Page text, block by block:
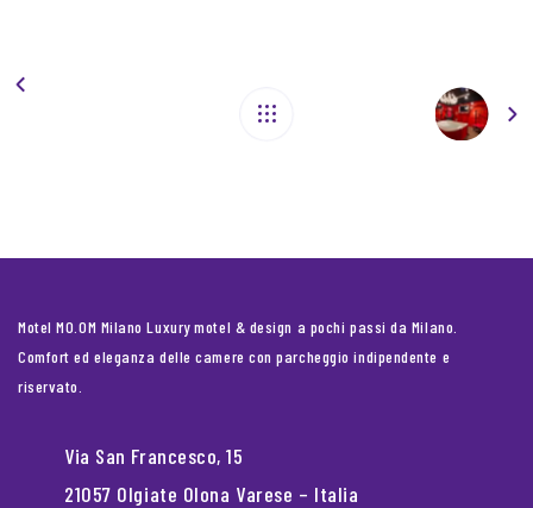
Motel MO.OM Milano Luxury motel & design a pochi passi da Milano.
Comfort ed eleganza delle camere con parcheggio indipendente e
riservato.
Via San Francesco, 15
21057 Olgiate Olona Varese – Italia